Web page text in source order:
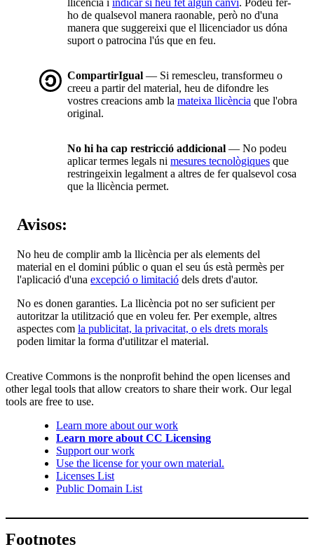
llicència i indicar si heu fet algun canvi. Podeu fer-
ho de qualsevol manera raonable, però no d'una
manera que suggereixi que el llicenciador us dóna
suport o patrocina l'ús que en feu.
CompartirIgual — Si remescleu, transformeu o
creeu a partir del material, heu de difondre les
vostres creacions amb la mateixa llicència que l'obra
original.
No hi ha cap restricció addicional — No podeu
aplicar termes legals ni mesures tecnològiques que
restringeixin legalment a altres de fer qualsevol cosa
que la llicència permet.
Avisos:
No heu de complir amb la llicència per als elements del
material en el domini públic o quan el seu ús està permès per
l'aplicació d'una excepció o limitació dels drets d'autor.
No es donen garanties. La llicència pot no ser suficient per
autoritzar la utilització que en voleu fer. Per exemple, altres
aspectes com la publicitat, la privacitat, o els drets morals
poden limitar la forma d'utilitzar el material.
Creative Commons is the nonprofit behind the open licenses and
other legal tools that allow creators to share their work. Our legal
tools are free to use.
Learn more about our work
Learn more about CC Licensing
Support our work
Use the license for your own material.
Licenses List
Public Domain List
Footnotes